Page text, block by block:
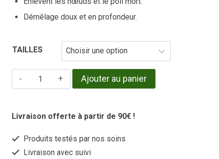
Démêlage doux et en profondeur.
TAILLES
quantité
face
2
Ajouter au panier
Livraison offerte à partir de 90€ !
Produits testés par nos soins
Livraison avec suivi